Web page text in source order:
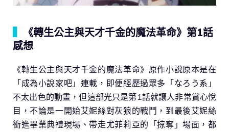
《轉生公主與天才千金的魔法革命》第1話
感想
《轉生公主與天才千金的魔法革命》原作小說原本是在
「成為小說家吧」連載，即便經歷過眾多「なろう系」
不太出色的動畫，但這部光只是第1話就讓人非常賞心悅
目，不論是一開始艾妮絲對灰狼的戰鬥，到最後艾妮絲
衝進畢業典禮現場、帶走尤菲莉亞的「掠奪」場面，都